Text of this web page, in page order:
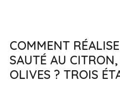
COMMENT
SAUTÉ AU
OLIVES ? TROIS